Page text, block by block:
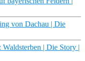
von Dachau | Die
| Die Story |